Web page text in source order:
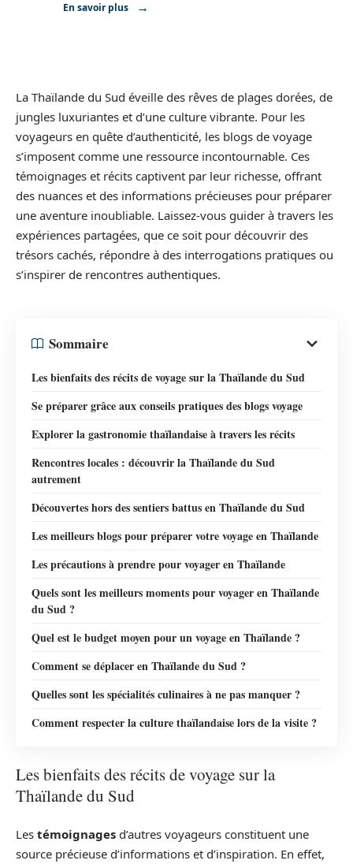
En savoir plus
La Thaïlande du Sud éveille des rêves de plages dorées, de
jungles luxuriantes et d’une culture vibrante. Pour les
voyageurs en quête d’authenticité, les blogs de voyage
s’imposent comme une ressource incontournable. Ces
témoignages et récits captivent par leur richesse, offrant
des nuances et des informations précieuses pour préparer
une aventure inoubliable. Laissez-vous guider à travers les
expériences partagées, que ce soit pour découvrir des
trésors cachés, répondre à des interrogations pratiques ou
s’inspirer de rencontres authentiques.
Sommaire
Les bienfaits des récits de voyage sur la Thaïlande du Sud
Se préparer grâce aux conseils pratiques des blogs voyage
Explorer la gastronomie thaïlandaise à travers les récits
Rencontres locales : découvrir la Thaïlande du Sud
autrement
Découvertes hors des sentiers battus en Thaïlande du Sud
Les meilleurs blogs pour préparer votre voyage en Thaïlande
Les précautions à prendre pour voyager en Thaïlande
Quels sont les meilleurs moments pour voyager en Thaïlande
du Sud ?
Quel est le budget moyen pour un voyage en Thaïlande ?
Comment se déplacer en Thaïlande du Sud ?
Quelles sont les spécialités culinaires à ne pas manquer ?
Comment respecter la culture thaïlandaise lors de la visite ?
Les bienfaits des récits de voyage sur la
Thaïlande du Sud
Les témoignages d’autres voyageurs constituent une
source précieuse d’informations et d’inspiration. En effet,